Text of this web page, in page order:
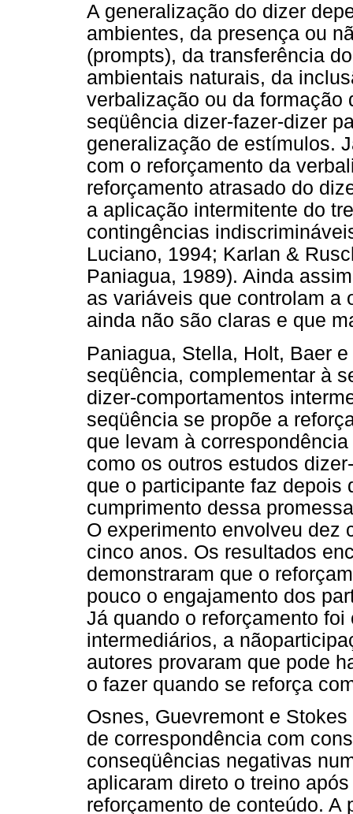
A generalização do dizer
ambientes, da presença ou
(prompts), da transferência
ambientais naturais, da
verbalização ou da formação
seqüência dizer-fazer-dizer
generalização de estímulos.
com o reforçamento da
reforçamento atrasado do
a aplicação intermitente do
contingências
Luciano, 1994; Karlan &
Paniagua, 1989). Ainda
as variáveis que controlam a
ainda não são claras e que
Paniagua, Stella, Holt, Baer
seqüência, complementar à
dizer-comportamentos
seqüência se propõe a
que levam à
como os outros estudos
que o participante faz depois
cumprimento dessa
O experimento envolveu dez
cinco anos. Os resultados
demonstraram que o
pouco o engajamento dos
Já quando o reforçamento
intermediários, a
autores provaram que pode
o fazer quando se reforça
Osnes, Guevremont e
de correspondência com
conseqüências negativas
aplicaram direto o treino
reforçamento de conteúdo. A